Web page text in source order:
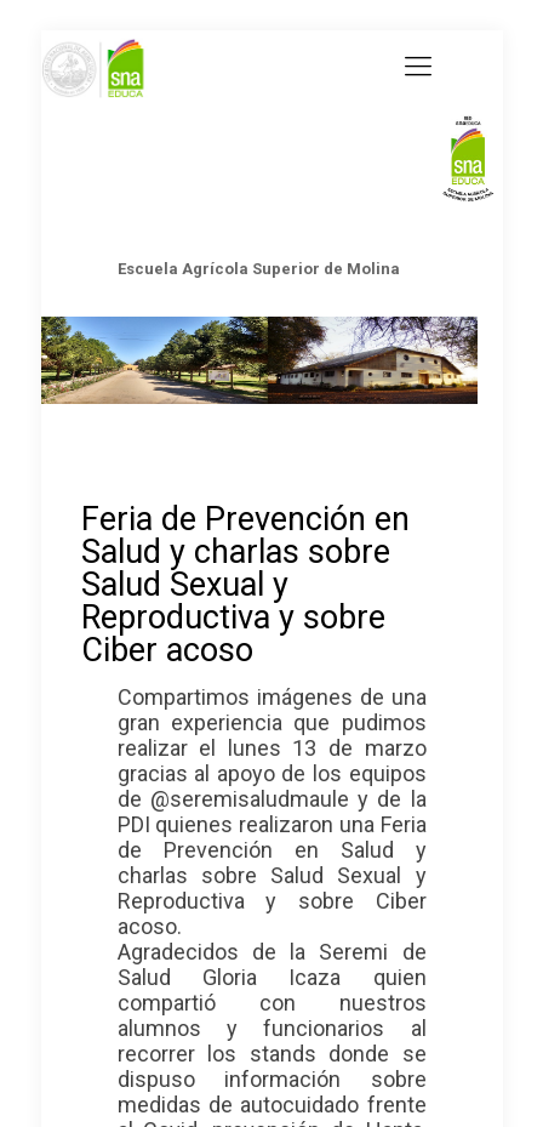
Feria de Prevención en
Salud y charlas sobre
Salud Sexual y
Reproductiva y sobre
Ciber acoso
Escuela Agrícola Superior de Molina
Compartimos imágenes de una
gran experiencia que pudimos
realizar el lunes 13 de marzo
gracias al apoyo de los equipos
de @seremisaludmaule y de la
PDI quienes realizaron una Feria
de Prevención en Salud y
charlas sobre Salud Sexual y
Reproductiva y sobre Ciber
acoso.
Agradecidos de la Seremi de
Salud Gloria Icaza quien
compartió con nuestros
alumnos y funcionarios al
recorrer los stands donde se
dispuso información sobre
medidas de autocuidado frente